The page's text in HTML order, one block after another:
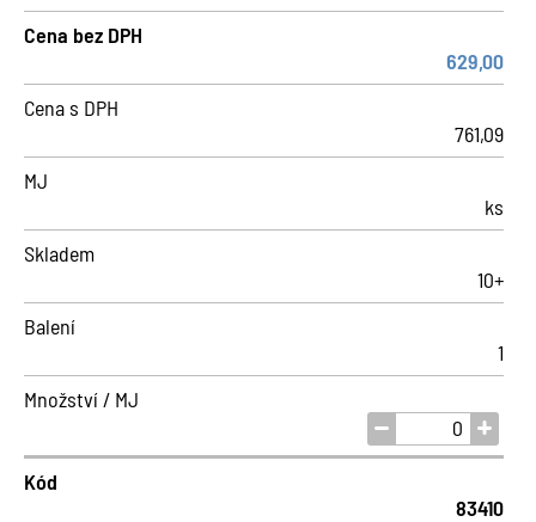
Cena bez DPH
629,00
Cena s DPH
761,09
MJ
ks
Skladem
10+
Balení
1
Množství / MJ
Kód
83410